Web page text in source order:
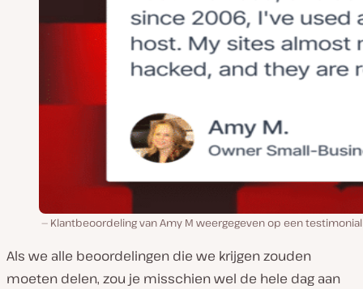
Klantbeoordeling van Amy M weergegeven op een
Als we alle beoordelingen die we krijgen zouden
moeten delen, zou je misschien wel de hele dag aan